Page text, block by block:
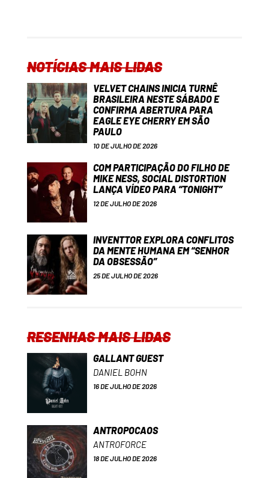
NOTÍCIAS MAIS LIDAS
VELVET CHAINS INICIA TURNÊ
BRASILEIRA NESTE SÁBADO E
CONFIRMA ABERTURA PARA
EAGLE EYE CHERRY EM SÃO
PAULO
10 DE JULHO DE 2026
COM PARTICIPAÇÃO DO FILHO DE
MIKE NESS, SOCIAL DISTORTION
LANÇA VÍDEO PARA “TONIGHT”
12 DE JULHO DE 2026
INVENTTOR EXPLORA CONFLITOS
DA MENTE HUMANA EM “SENHOR
DA OBSESSÃO”
25 DE JULHO DE 2026
RESENHAS MAIS LIDAS
GALLANT GUEST
DANIEL BOHN
16 DE JULHO DE 2026
ANTROPOCAOS
ANTROFORCE
18 DE JULHO DE 2026